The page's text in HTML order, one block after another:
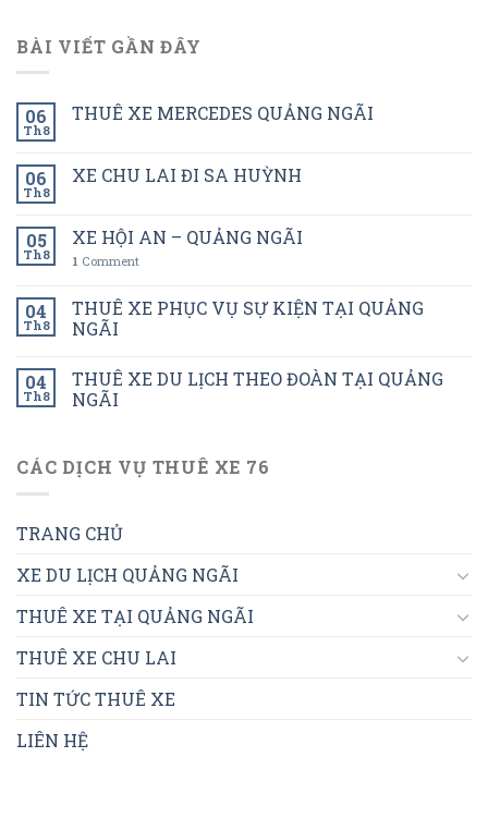
BÀI VIẾT GẦN ĐÂY
06
Th8
THUÊ XE MERCEDES QUẢNG NGÃI
06
Th8
XE CHU LAI ĐI SA HUỲNH
05
Th8
XE HỘI AN – QUẢNG NGÃI
1 Comment
04
Th8
THUÊ XE PHỤC VỤ SỰ KIỆN TẠI QUẢNG
NGÃI
04
Th8
THUÊ XE DU LỊCH THEO ĐOÀN TẠI QUẢNG
NGÃI
CÁC DỊCH VỤ THUÊ XE 76
TRANG CHỦ
XE DU LỊCH QUẢNG NGÃI
THUÊ XE TẠI QUẢNG NGÃI
THUÊ XE CHU LAI
TIN TỨC THUÊ XE
LIÊN HỆ